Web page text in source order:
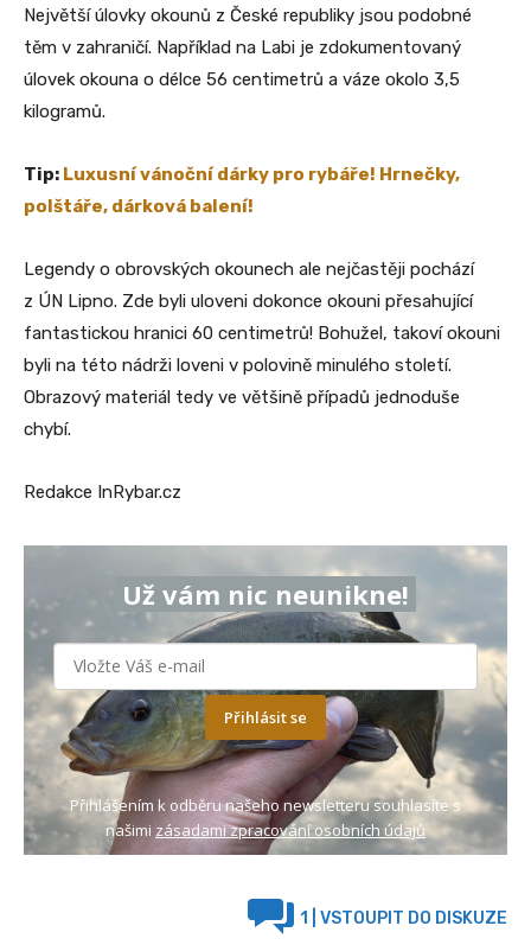
Největší úlovky okounů z České republiky jsou podobné
těm v zahraničí. Například na Labi je zdokumentovaný
úlovek okouna o délce 56 centimetrů a váze okolo 3,5
kilogramů.
Tip: Luxusní vánoční dárky pro rybáře! Hrnečky,
polštáře, dárková balení!
Legendy o obrovských okounech ale nejčastěji pochází
z ÚN Lipno. Zde byli uloveni dokonce okouni přesahující
fantastickou hranici 60 centimetrů! Bohužel, takoví okouni
byli na této nádrži loveni v polovině minulého století.
Obrazový materiál tedy ve většině případů jednoduše
chybí.
Redakce InRybar.cz
Už vám nic neunikne!
Přihlásit se
Přihlášením k odběru našeho newsletteru souhlasíte s
našimi zásadami zpracování osobních údajů
1 | VSTOUPIT DO DISKUZE